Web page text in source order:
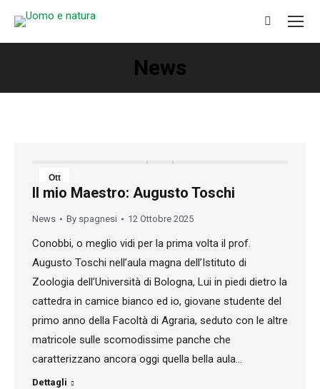
Search:
News
You are here:
Ott
12
2025
Il mio Maestro: Augusto Toschi
News By spagnesi 12 Ottobre 2025
Conobbi, o meglio vidi per la prima volta il prof.
Augusto Toschi nell’aula magna dell’Istituto di
Zoologia dell’Università di Bologna, Lui in piedi dietro la
cattedra in camice bianco ed io, giovane studente del
primo anno della Facoltà di Agraria, seduto con le altre
matricole sulle scomodissime panche che
caratterizzano ancora oggi quella bella aula…
Dettagli